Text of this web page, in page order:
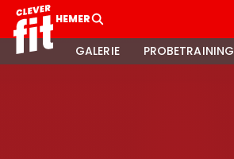
HEMER
GALERIE PROBETRAINING